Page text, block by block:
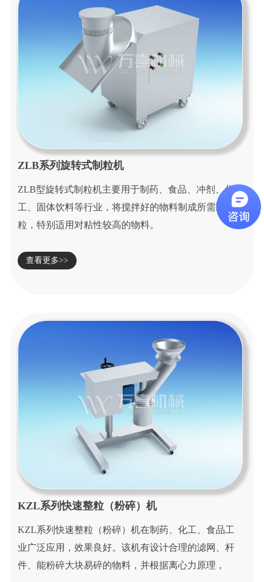
ZLB系列旋转式制粒机
ZLB型旋转式制粒机主要用于制药、食品、冲剂、化
工、固体饮料等行业，将搅拌好的物料制成所需颗
粒，特别适用对粘性较高的物料。
查看更多>>
KZL系列快速整粒（粉碎）机
KZL系列快速整粒（粉碎）机在制药、化工、食品工
业广泛应用，效果良好。该机有设计合理的滤网、杆
件、能粉碎大块易碎的物料，并根据离心力原理，